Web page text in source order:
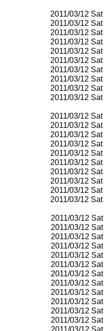
2011/03/12 Sat
2011/03/12 Sat
2011/03/12 Sat
2011/03/12 Sat
2011/03/12 Sat
2011/03/12 Sat
2011/03/12 Sat
2011/03/12 Sat
2011/03/12 Sat
2011/03/12 Sat
2011/03/12 Sat
2011/03/12 Sat
2011/03/12 Sat
2011/03/12 Sat
2011/03/12 Sat
2011/03/12 Sat
2011/03/12 Sat
2011/03/12 Sat
2011/03/12 Sat
2011/03/12 Sat
2011/03/12 Sat
2011/03/12 Sat
2011/03/12 Sat
2011/03/12 Sat
2011/03/12 Sat
2011/03/12 Sat
2011/03/12 Sat
2011/03/12 Sat
2011/03/12 Sat
2011/03/12 Sat
2011/03/12 Sat
2011/03/12 Sat
2011/03/12 Sat